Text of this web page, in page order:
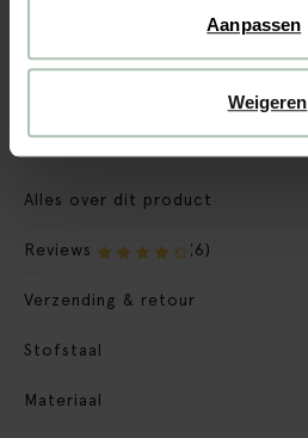
Aanpassen
Weigeren
We maken de bank gebruiksklaar
Verpakkingsmateriaal nemen we mee
Banken retourvoorwaarden
Alles over dit product
Reviews (6)
Verzending & retour
Stofstaal
Materiaal